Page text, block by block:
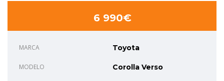
6 990€
MARCA Toyota
MODELO Corolla Verso